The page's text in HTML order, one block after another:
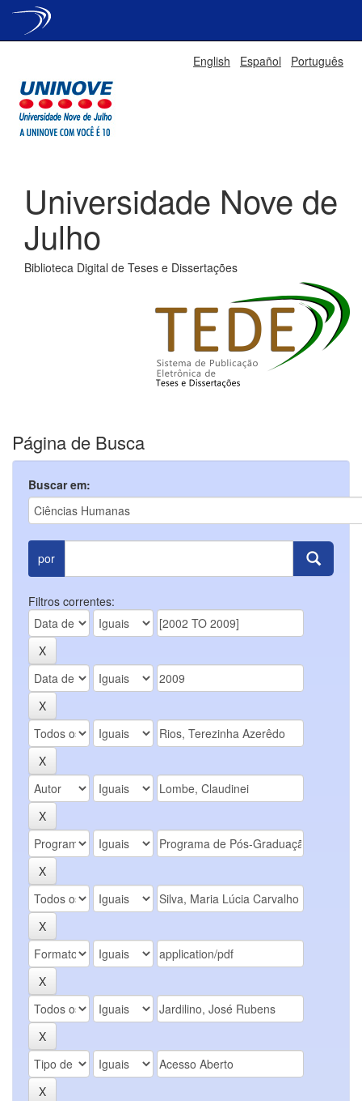
English Español Português
Universidade Nove de
Julho
Biblioteca Digital de Teses e Dissertações
Página de Busca
Buscar em:
por
Filtros correntes: